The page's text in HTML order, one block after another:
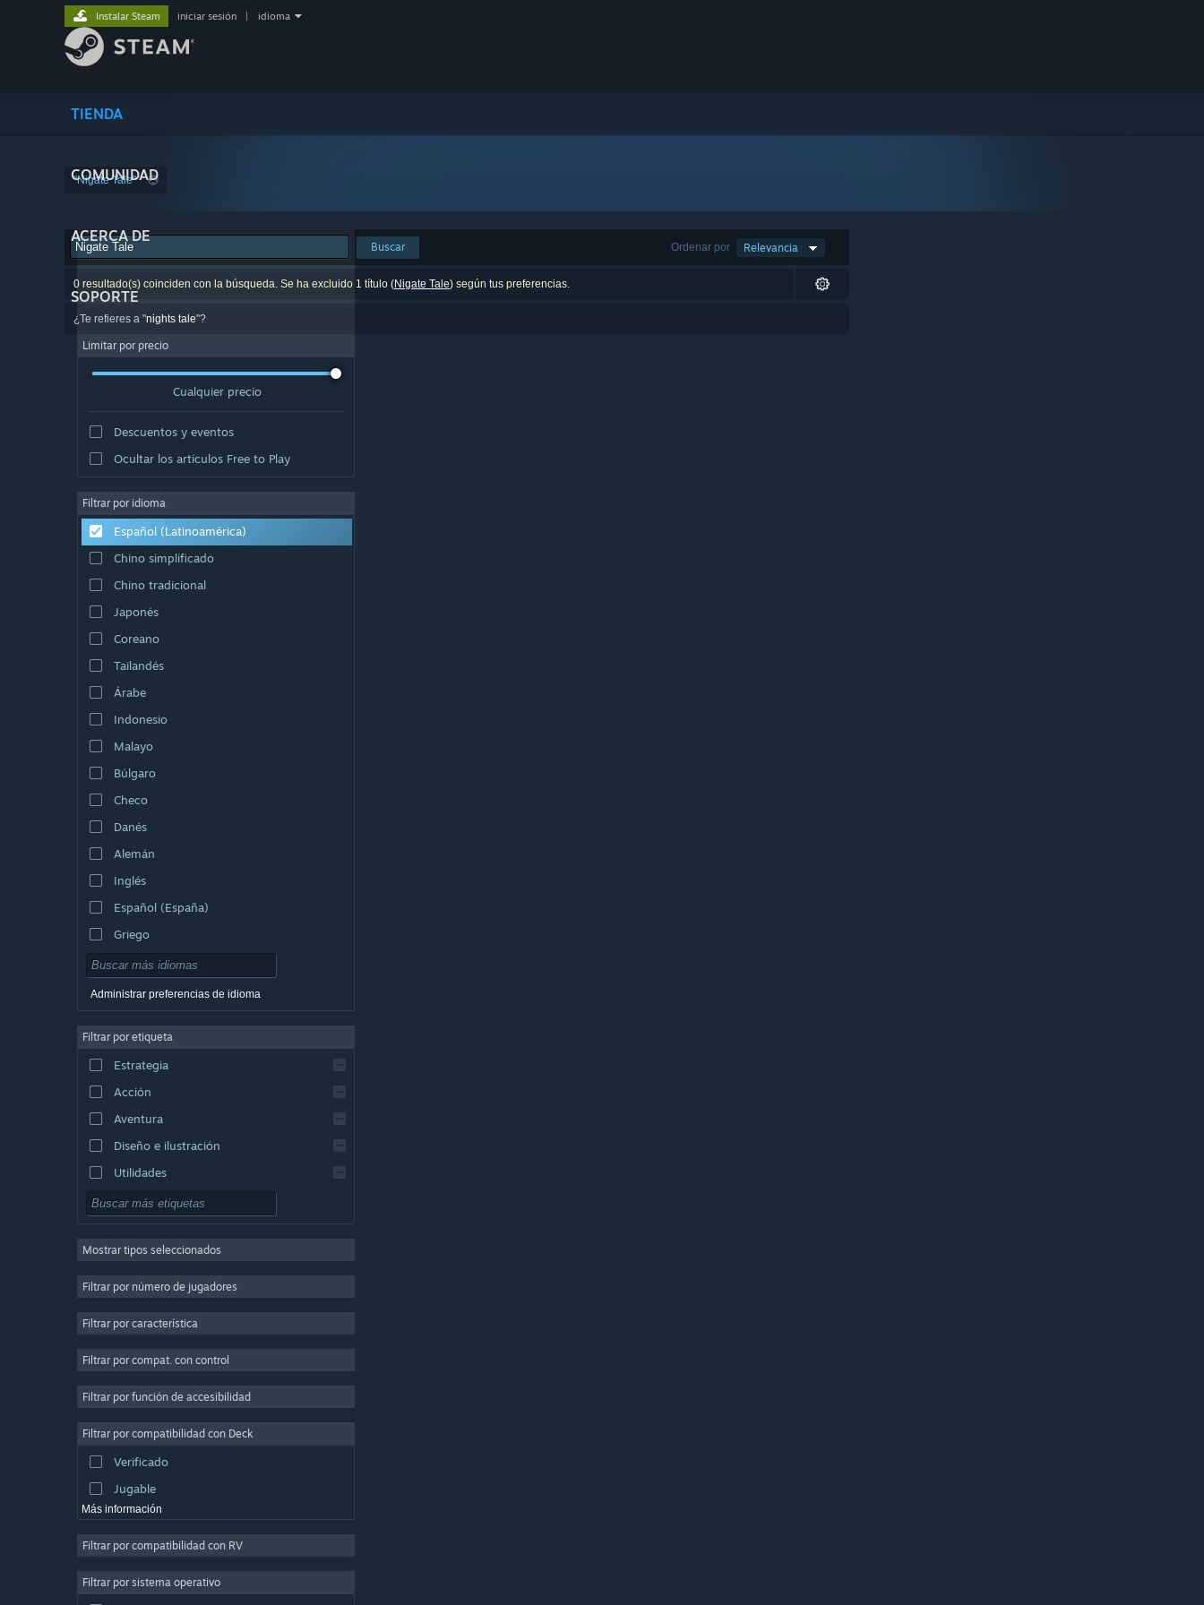
TIENDA
COMUNIDAD
ACERCA DE
SOPORTE
Instalar Steam iniciar sesión idioma
"Nigate Tale"
Ordenar por Relevancia
Buscar
0 resultado(s) coinciden con la búsqueda. Se ha excluido 1 título (Nigate Tale) según tus preferencias.
¿Te refieres a "nights tale"?
Limitar por precio
Cualquier precio
Descuentos y eventos
Ocultar los artículos Free to Play
Filtrar por idioma
Español (Latinoamérica)
Chino simplificado
Chino tradicional
Japonés
Coreano
Tailandés
Árabe
Indonesio
Malayo
Búlgaro
Checo
Danés
Alemán
Inglés
Español (España)
Griego
Administrar preferencias de idioma
Filtrar por etiqueta
Estrategia
Acción
Aventura
Diseño e ilustración
Utilidades
Free to Play
Multijugador masivo
Casuales
Simuladores
Producción de video
Edición fotográfica
Mostrar tipos seleccionados
Filtrar por número de jugadores
Filtrar por característica
Filtrar por compat. con control
Filtrar por función de accesibilidad
Filtrar por compatibilidad con Deck
Verificado
Jugable
Más información
Filtrar por compatibilidad con RV
Filtrar por sistema operativo